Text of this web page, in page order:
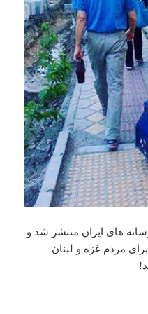
های ایران منتشر شد و
مردم غزه و لبنان
صدقات” و “نه به کمیته امداد”